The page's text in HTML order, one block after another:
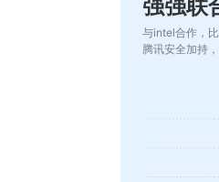
强强联
与intel合作，
腾讯安全加持